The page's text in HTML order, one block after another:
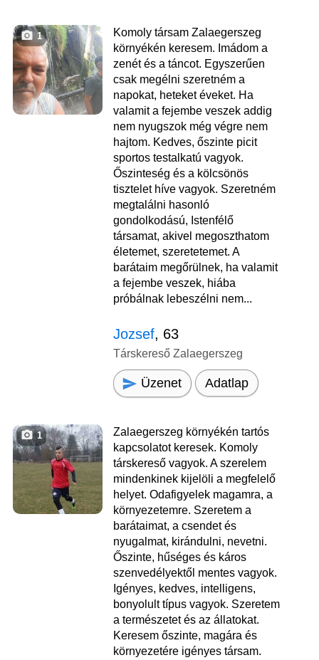
1
Komoly társam Zalaegerszeg
környékén keresem. Imádom a
zenét és a táncot. Egyszerűen
csak megélni szeretném a
napokat, heteket éveket. Ha
valamit a fejembe veszek addig
nem nyugszok még végre nem
hajtom. Kedves, őszinte picit
sportos testalkatú vagyok.
Őszinteség és a kölcsönös
tisztelet híve vagyok. Szeretném
megtalálni hasonló
gondolkodású, Istenfélő
társamat, akivel megoszthatom
életemet, szeretetemet. A
barátaim megőrülnek, ha valamit
a fejembe veszek, hiába
próbálnak lebeszélni nem...
Jozsef, 63
Társkereső Zalaegerszeg
Üzenet Adatlap
1
Zalaegerszeg környékén tartós
kapcsolatot keresek. Komoly
társkereső vagyok. A szerelem
mindenkinek kijelöli a megfelelő
helyet. Odafigyelek magamra, a
környezetemre. Szeretem a
barátaimat, a csendet és
nyugalmat, kirándulni, nevetni.
Őszinte, hűséges és káros
szenvedélyektől mentes vagyok.
Igényes, kedves, intelligens,
bonyolult típus vagyok. Szeretem
a természetet és az állatokat.
Keresem őszinte, magára és
környezetére igényes társam.